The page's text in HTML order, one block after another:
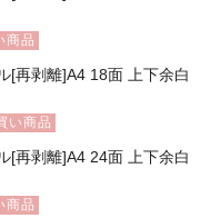
商品
[再剥離]A4 18面 上下余白
い商品
[再剥離]A4 24面 上下余白
商品